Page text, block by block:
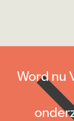
Word nu